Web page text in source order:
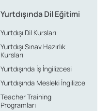
Yurtdışında Dil Eğitimi
Yurtdışı Dil Kursları
Yurtdışı Sınav Hazırlık
Kursları
Yurtdışında İş İngilizcesi
Yurtdışında Mesleki İngilizce
Teacher Training
Programları